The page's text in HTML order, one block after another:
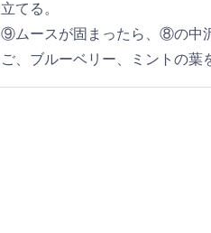
立てる。
⑨ムースが固まったら、⑧の中
ご、ブルーベリー、ミントの葉